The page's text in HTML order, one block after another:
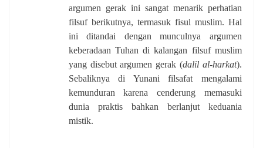
argumen gerak ini sangat menarik perhatian
filsuf berikutnya, termasuk fisul muslim. Hal
ini ditandai dengan munculnya argumen
keberadaan Tuhan di kalangan filsuf muslim
yang disebut argumen gerak (dalil al-harkat).
Sebaliknya di Yunani filsafat mengalami
kemunduran karena cenderung memasuki
dunia praktis bahkan berlanjut keduania
mistik.